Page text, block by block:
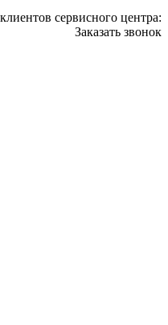
пищи
камер заднего вида
для молока,
сервисного центра:
Заказать звонок